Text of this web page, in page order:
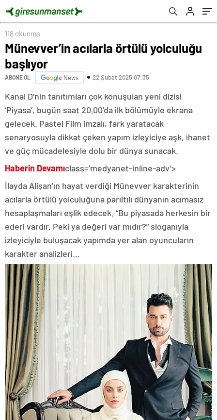
118 okunma
Münevver’in acılarla örtülü yolculuğu
başlıyor
ABONE OL News 22 Şubat 2025 07:35
Kanal D’nin tanıtımları çok konuşulan yeni dizisi
‘Piyasa’, bugün saat 20.00’da ilk bölümüyle ekrana
gelecek. Pastel Film imzalı, fark yaratacak
senaryosuyla dikkat çeken yapım izleyiciye aşk, ihanet
ve güç mücadelesiyle dolu bir dünya sunacak.
Haberin Devamıclass=’medyanet-inline-adv’>
İlayda Alişan’ın hayat verdiği Münevver karakterinin
acılarla örtülü yolculuğuna parıltılı dünyanın acımasız
hesaplaşmaları eşlik edecek. “Bu piyasada herkesin bir
ederi vardır. Peki ya değeri var mıdır?” sloganıyla
izleyiciyle buluşacak yapımda yer alan oyuncuların
karakter analizleri…